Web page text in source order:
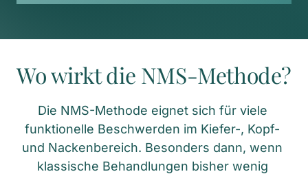
Wo wirkt die NMS-Methode?
Die NMS-Methode eignet sich für viele
funktionelle Beschwerden im Kiefer-, Kopf-
und Nackenbereich. Besonders dann, wenn
klassische Behandlungen bisher wenig